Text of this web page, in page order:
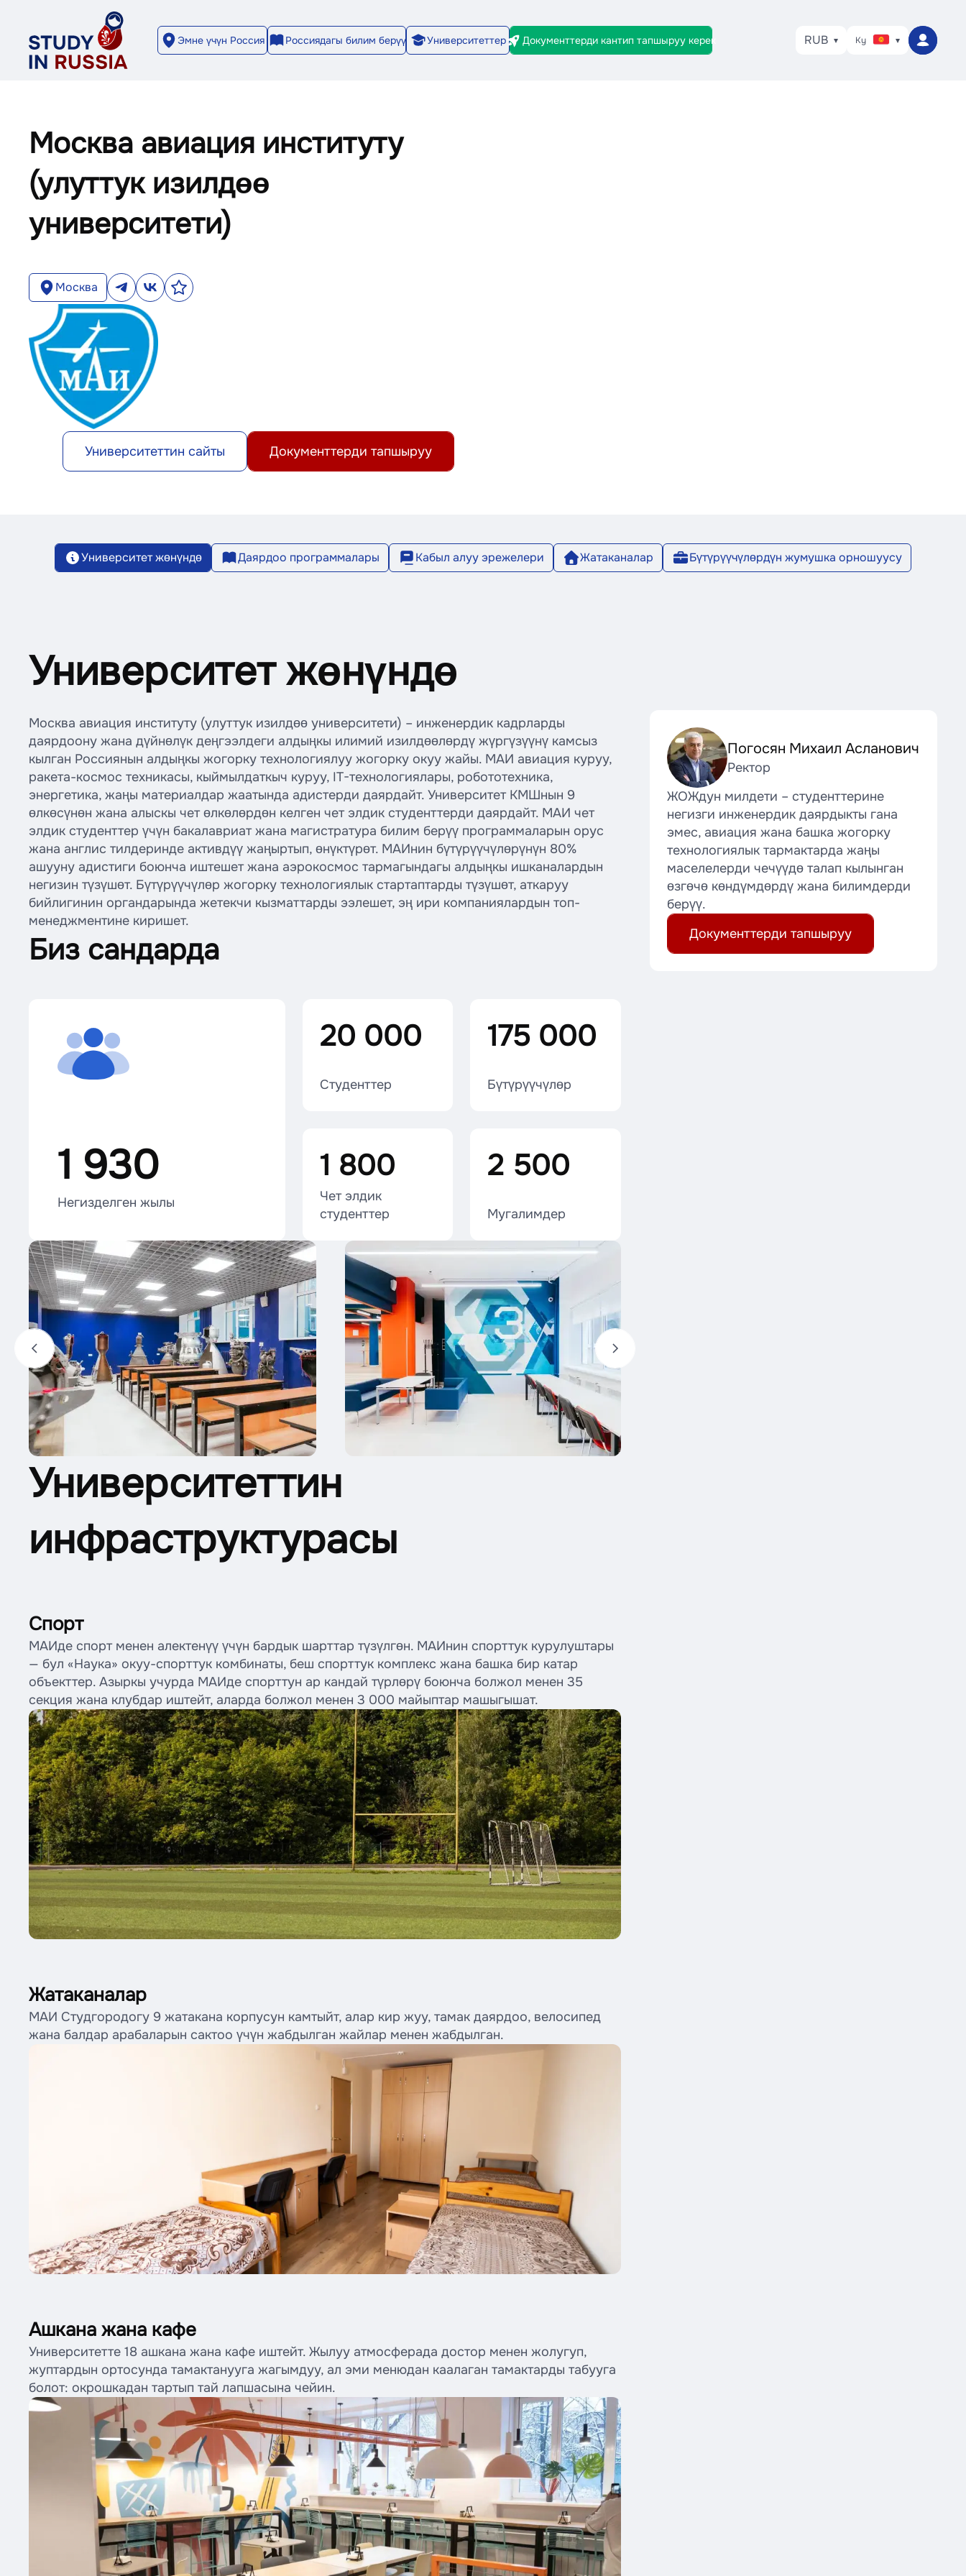
Эмне үчүн Россия Россиядагы билим берүү Университеттер Документтерди кантип тапшыруу керек RUB Ky
Москва авиация институту
(улуттук изилдөө
университети)
Москва
Университеттин сайты Документтерди тапшыруу
2/8
Университет жөнүндө Даярдоо программалары Кабыл алуу эрежелери Жатаканалар Бүтүрүүчүлөрдүн жумушка орношуусу
Погосян Михаил Асланович
Ректор
ЖОЖдун милдети – студенттерине
негизги инженердик даярдыкты гана
эмес, авиация жана башка жогорку
технологиялык тармактарда жаңы
маселелерди чечүүдө талап кылынган
өзгөчө көндүмдөрдү жана билимдерди
берүү.
Документтерди тапшыруу
Университет жөнүндө
Москва авиация институту (улуттук изилдөө университети) – инженердик кадрларды
даярдоону жана дүйнөлүк деңгээлдеги алдыңкы илимий изилдөөлөрдү жүргүзүүнү камсыз
кылган Россиянын алдыңкы жогорку технологиялуу жогорку окуу жайы. МАИ авиация куруу,
ракета-космос техникасы, кыймылдаткыч куруу, IT-технологиялары, робототехника,
энергетика, жаңы материалдар жаатында адистерди даярдайт. Университет КМШнын 9
өлкөсүнөн жана алыскы чет өлкөлөрдөн келген чет элдик студенттерди даярдайт. МАИ чет
элдик студенттер үчүн бакалавриат жана магистратура билим берүү программаларын орус
жана англис тилдеринде активдүү жаңыртып, өнүктүрөт. МАИнин бүтүрүүчүлөрүнүн 80%
ашууну адистиги боюнча иштешет жана аэрокосмос тармагындагы алдыңкы ишканалардын
негизин түзүшөт. Бүтүрүүчүлөр жогорку технологиялык стартаптарды түзүшөт, аткаруу
бийлигинин органдарында жетекчи кызматтарды ээлешет, эң ири компаниялардын топ-
менеджментине киришет.
Биз сандарда
1 930
Негизделген жылы
20 000
Студенттер
175 000
Бүтүрүүчүлөр
1 800
Чет элдик
студенттер
2 500
Мугалимдер
Университеттин
инфраструктурасы
Спорт
МАИде спорт менен алектенүү үчүн бардык шарттар түзүлгөн. МАИнин спорттук курулуштары
— бул «Наука» окуу-спорттук комбинаты, беш спорттук комплекс жана башка бир катар
объекттер. Азыркы учурда МАИде спорттун ар кандай түрлөрү боюнча болжол менен 35
секция жана клубдар иштейт, аларда болжол менен 3 000 майыптар машыгышат.
Жатаканалар
МАИ Студгородогу 9 жатакана корпусун камтыйт, алар кир жуу, тамак даярдоо, велосипед
жана балдар арабаларын сактоо үчүн жабдылган жайлар менен жабдылган.
Ашкана жана кафе
Университетте 18 ашкана жана кафе иштейт. Жылуу атмосферада достор менен жолугуп,
жуптардын ортосунда тамактанууга жагымдуу, ал эми менюдан каалаган тамактарды табууга
болот: окрошкадан тартып тай лапшасына чейин.